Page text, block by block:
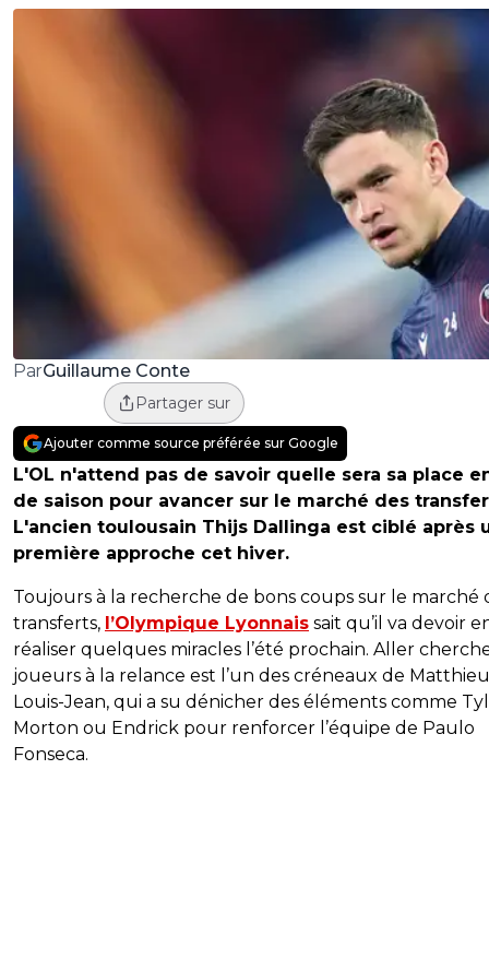
ParGuillaume Conte
Partager sur
Ajouter comme source préférée sur Google
L'OL n'attend pas de savoir quelle sera sa place
de saison pour avancer sur le marché des
L'ancien toulousain Thijs Dallinga est ciblé après
première approche cet hiver.
Toujours à la recherche de bons coups sur le marché
transferts, l’Olympique Lyonnais sait qu’il va devoir
réaliser quelques miracles l’été prochain. Aller
joueurs à la relance est l’un des créneaux de Matthieu
Louis-Jean, qui a su dénicher des éléments comme
Morton ou Endrick pour renforcer l’équipe de Paulo
Fonseca.